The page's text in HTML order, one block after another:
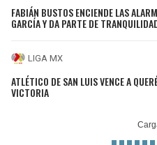
FABIÁN BUSTOS ENCIENDE LAS
GARCÍA Y DA PARTE DE
LIGA MX
ATLÉTICO DE SAN LUIS VENCE A
VICTORIA